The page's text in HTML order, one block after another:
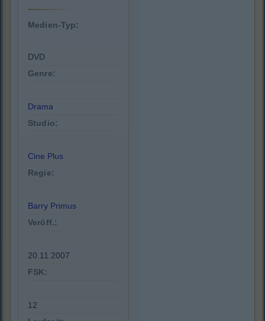
Medien-Typ:
DVD
Genre:
Drama
Studio:
Cine Plus
Regie:
Barry Primus
Veröff.:
20.11.2007
FSK:
12